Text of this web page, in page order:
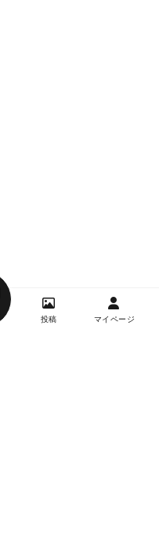
投稿 マイページ